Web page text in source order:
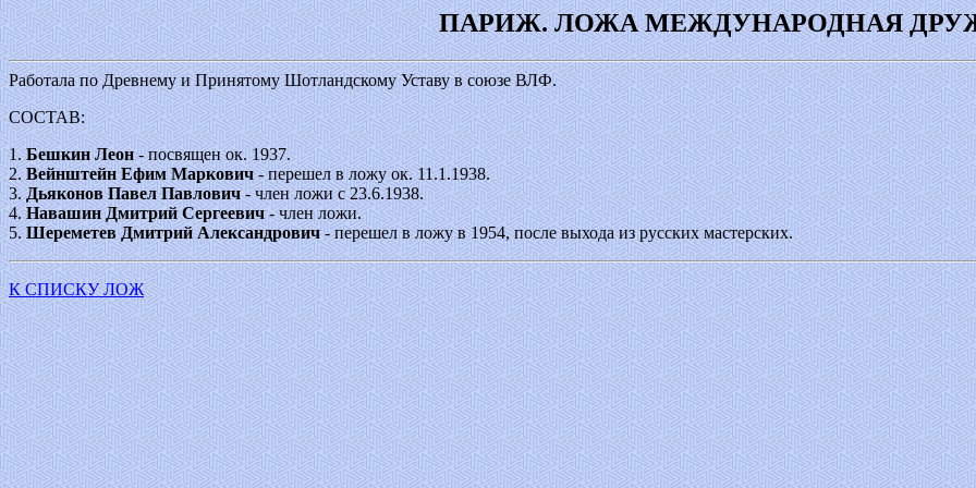
ПАРИЖ. ЛОЖА МЕЖДУНАРОДНАЯ
Работала по Древнему и Принятому Шотландскому Уставу в союзе ВЛФ.
СОСТАВ:
1.Бешкин Леон- посвящен ок. 1937.
2.Вейнштейн Ефим Маркович- перешел в ложу ок. 11.1.1938.
3.Дьяконов Павел Павлович- член ложи с 23.6.1938.
4.Навашин Дмитрий Сергеевич- член ложи.
5.Шереметев Дмитрий Александрович- перешел в ложу в 1954, после выхода из русских мастерских.
К СПИСКУ ЛОЖ